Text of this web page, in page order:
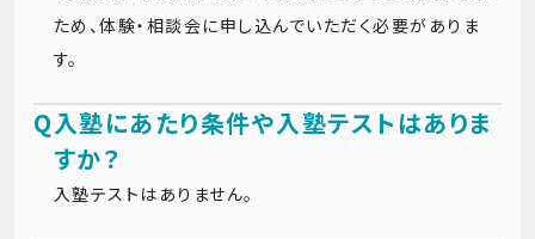
ため、体験・相談会に申し込んでいただく必要がありま
す。
Q入塾にあたり条件や入塾テストはありま
すか？
入塾テストはありません。